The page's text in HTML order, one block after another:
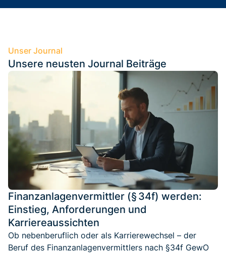
Unser Journal
Unsere neusten Journal Beiträge
Finanzanlagenvermittler (§ 34f) werden:
Einstieg, Anforderungen und
Karriereaussichten
Ob nebenberuflich oder als Karrierewechsel – der
Beruf des Finanzanlagenvermittlers nach §34f GewO